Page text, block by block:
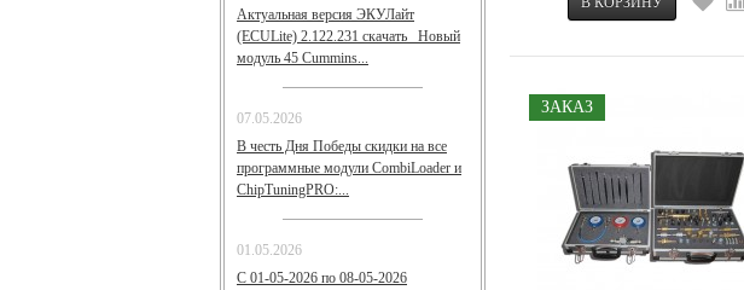
Актуальная версия ЭКУЛайт
(ECULite) 2.122.231 скачать Новый
модуль 45 Cummins...
07.05.2026
В честь Дня Победы скидки на все
программные модули CombiLoader и
СhipTuningPRO:...
01.05.2026
С 01-05-2026 по 08-05-2026
ЗАКАЗ